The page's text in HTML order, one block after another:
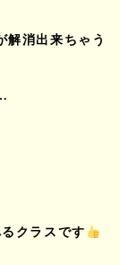
解消出来ちゃう
クラスです